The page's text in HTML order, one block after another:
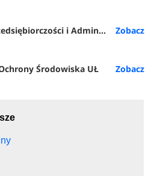
i Administracji w Lublinie
Środowiska UŁ